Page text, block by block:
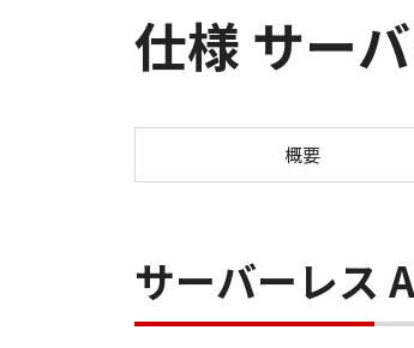
仕様 サー
概要
サーバーレス